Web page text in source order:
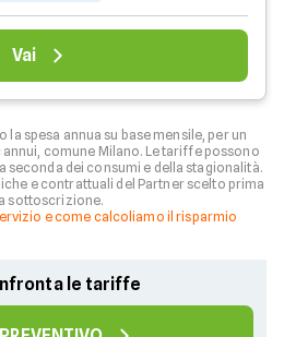
Vai
spesa annua su base mensile, per un
annui, comune Milano. Le tariffe possono
seconda dei consumi e della stagionalità.
e contrattuali del Partner scelto prima
sottoscrizione.
e come calcoliamo il risparmio
le tariffe